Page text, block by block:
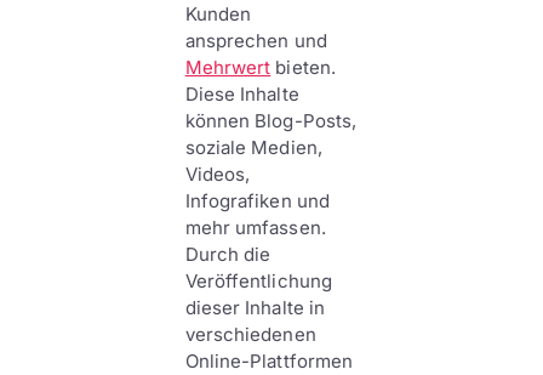
Kunden
ansprechen und
Mehrwert bieten.
Diese Inhalte
können Blog-Posts,
soziale Medien,
Videos,
Infografiken und
mehr umfassen.
Durch die
Veröffentlichung
dieser Inhalte in
verschiedenen
Online-Plattformen